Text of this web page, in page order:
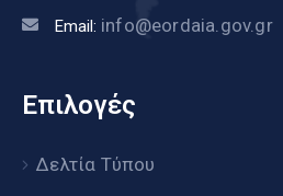
Email: info@eordaia.gov.gr
Επιλογές
Δελτία Τύπου